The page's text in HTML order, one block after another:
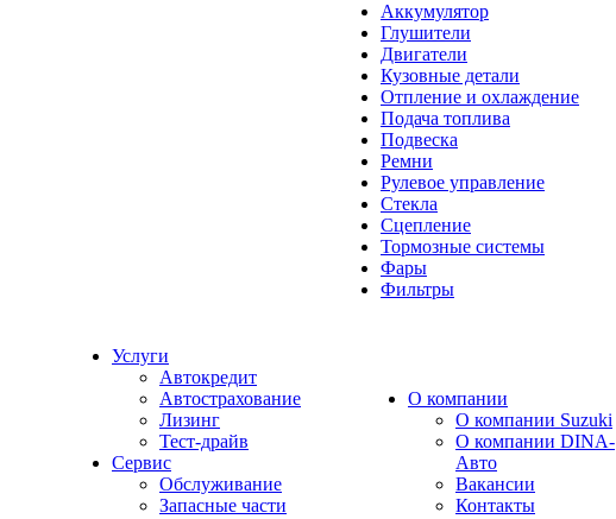
Аккумулятор
Глушители
Двигатели
Кузовные детали
Отпление и охлаждение
Подача топлива
Подвеска
Ремни
Рулевое управление
Стекла
Сцепление
Тормозные системы
Фары
Фильтры
Услуги
Автокредит
Автострахование
Лизинг
Тест-драйв
Сервис
Обслуживание
Запасные части
О компании
О компании Suzuki
О компании DINA-
Авто
Вакансии
Контакты